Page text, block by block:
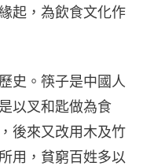
起，為飲食文化作
史。筷子是中國人
以叉和匙做為食
後來又改用木及竹
用，貧窮百姓多以